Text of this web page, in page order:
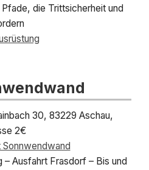
die Trittsicherheit und
30, 83229 Aschau,
2€
Sonnwendwand
– Ausfahrt Frasdorf – Bis und